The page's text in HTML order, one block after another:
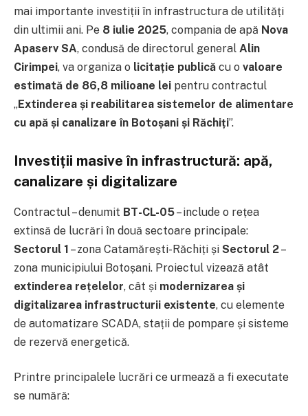
mai importante investiții în infrastructura de utilități
din ultimii ani. Pe 8 iulie 2025, compania de apă Nova
Apaserv SA, condusă de directorul general Alin
Cirimpei, va organiza o licitație publică cu o valoare
estimată de 86,8 milioane lei pentru contractul
„Extinderea și reabilitarea sistemelor de alimentare
cu apă și canalizare în Botoșani și Răchiți”.
Investiții masive în infrastructură: apă,
canalizare și digitalizare
Contractul – denumit BT-CL-05– include o rețea
extinsă de lucrări în două sectoare principale:
Sectorul 1 – zona Catamărești-Răchiți și Sectorul 2–
zona municipiului Botoșani. Proiectul vizează atât
extinderea rețelelor, cât și modernizarea și
digitalizarea infrastructurii existente, cu elemente
de automatizare SCADA, stații de pompare și sisteme
de rezervă energetică.
Printre principalele lucrări ce urmează a fi executate
se numără: